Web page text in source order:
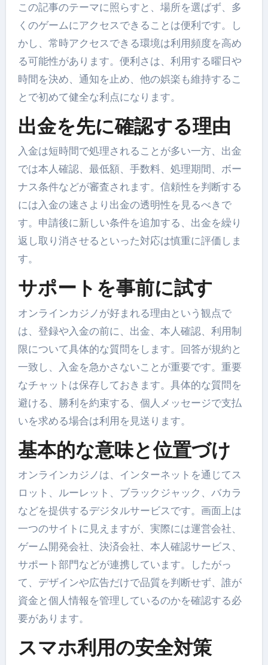
この記事のテーマに照らすと、場所を選ばず、多
くのゲームにアクセスできることは便利です。し
かし、常時アクセスできる環境は利用頻度を高め
る可能性があります。便利さは、利用する曜日や
時間を決め、通知を止め、他の娯楽も維持するこ
とで初めて健全な利点になります。
出金を先に確認する理由
入金は短時間で処理されることが多い一方、出金
では本人確認、最低額、手数料、処理期間、ボー
ナス条件などが審査されます。信頼性を判断する
には入金の速さより出金の透明性を見るべきで
す。申請後に新しい条件を追加する、出金を繰り
返し取り消させるといった対応は慎重に評価しま
す。
サポートを事前に試す
オンラインカジノが好まれる理由という観点で
は、登録や入金の前に、出金、本人確認、利用制
限について具体的な質問をします。回答が規約と
一致し、入金を急かさないことが重要です。重要
なチャットは保存しておきます。具体的な質問を
避ける、勝利を約束する、個人メッセージで支払
いを求める場合は利用を見送ります。
基本的な意味と位置づけ
オンラインカジノは、インターネットを通じてス
ロット、ルーレット、ブラックジャック、バカラ
などを提供するデジタルサービスです。画面上は
一つのサイトに見えますが、実際には運営会社、
ゲーム開発会社、決済会社、本人確認サービス、
サポート部門などが連携しています。したがっ
て、デザインや広告だけで品質を判断せず、誰が
資金と個人情報を管理しているのかを確認する必
要があります。
スマホ利用の安全対策